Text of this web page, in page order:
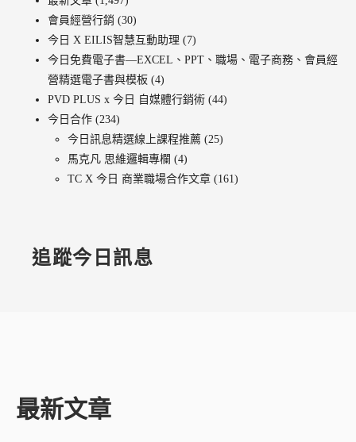
會員經營行銷 (30)
今日 X EILIS智慧互動助理 (7)
今日免費電子書—EXCEL、PPT、職場、電子商務、會員經
營精選電子書與模板 (4)
PVD PLUS x 今日 自媒體行銷術 (44)
今日合作 (234)
今日訊息精選線上課程推薦 (25)
馬克凡 思維邏輯專欄 (4)
TC X 今日 商業職場合作文章 (161)
追蹤今日訊息
最新文章